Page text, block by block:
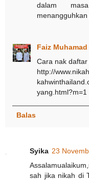
dalam
Faiz Muhamad
Cara nak
http://
yang.html?m=1
Balas
Syika 23
sah jika nikah di